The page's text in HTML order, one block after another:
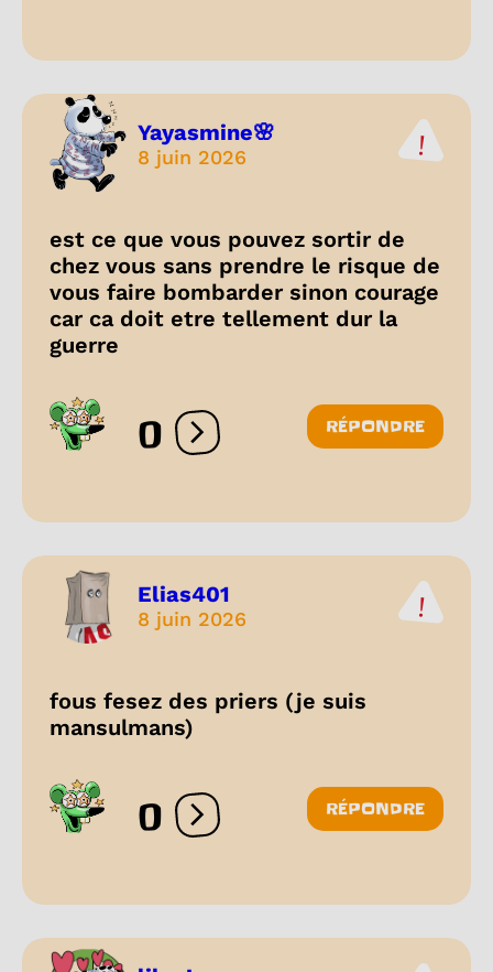
Yayasmine🌸
8 juin 2026
est ce que vous pouvez sortir de
chez vous sans prendre le risque de
vous faire bombarder sinon courage
car ca doit etre tellement dur la
guerre
0 Ouvrir les réactions
RÉPONDRE
Elias401
8 juin 2026
fous fesez des priers (je suis
mansulmans)
0 Ouvrir les réactions
RÉPONDRE